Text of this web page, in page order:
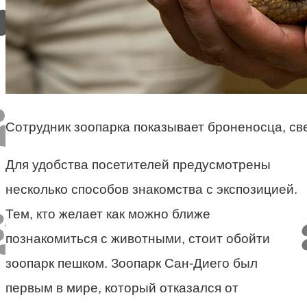
Сотрудник зоопарка показывает броненосца,
Для удобства посетителей предусмотрены
несколько способов знакомства с экспозицией.
Тем, кто желает как можно ближе
познакомиться с животными, стоит обойти
зоопарк пешком. Зоопарк Сан-Диего был
первым в мире, который отказался от